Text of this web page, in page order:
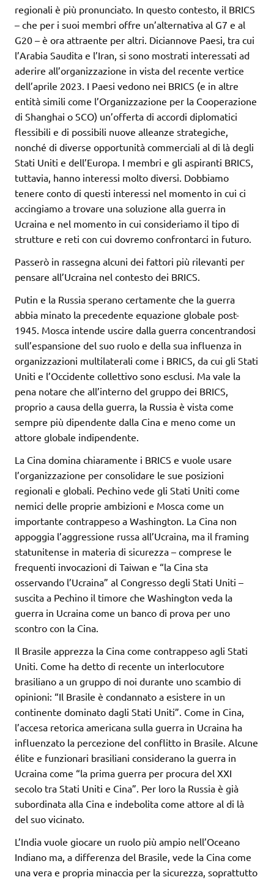
regionali è più pronunciato. In questo contesto, il BRICS
– che per i suoi membri offre un’alternativa al G7 e al
G20 – è ora attraente per altri. Diciannove Paesi, tra cui
l’Arabia Saudita e l’Iran, si sono mostrati interessati ad
aderire all’organizzazione in vista del recente vertice
dell’aprile 2023. I Paesi vedono nei BRICS (e in altre
entità simili come l’Organizzazione per la Cooperazione
di Shanghai o SCO) un’offerta di accordi diplomatici
flessibili e di possibili nuove alleanze strategiche,
nonché di diverse opportunità commerciali al di là degli
Stati Uniti e dell’Europa. I membri e gli aspiranti BRICS,
tuttavia, hanno interessi molto diversi. Dobbiamo
tenere conto di questi interessi nel momento in cui ci
accingiamo a trovare una soluzione alla guerra in
Ucraina e nel momento in cui consideriamo il tipo di
strutture e reti con cui dovremo confrontarci in futuro.
Passerò in rassegna alcuni dei fattori più rilevanti per
pensare all’Ucraina nel contesto dei BRICS.
Putin e la Russia sperano certamente che la guerra
abbia minato la precedente equazione globale post-
1945. Mosca intende uscire dalla guerra concentrandosi
sull’espansione del suo ruolo e della sua influenza in
organizzazioni multilaterali come i BRICS, da cui gli Stati
Uniti e l’Occidente collettivo sono esclusi. Ma vale la
pena notare che all’interno del gruppo dei BRICS,
proprio a causa della guerra, la Russia è vista come
sempre più dipendente dalla Cina e meno come un
attore globale indipendente.
La Cina domina chiaramente i BRICS e vuole usare
l’organizzazione per consolidare le sue posizioni
regionali e globali. Pechino vede gli Stati Uniti come
nemici delle proprie ambizioni e Mosca come un
importante contrappeso a Washington. La Cina non
appoggia l’aggressione russa all’Ucraina, ma il framing
statunitense in materia di sicurezza – comprese le
frequenti invocazioni di Taiwan e “la Cina sta
osservando l’Ucraina” al Congresso degli Stati Uniti –
suscita a Pechino il timore che Washington veda la
guerra in Ucraina come un banco di prova per uno
scontro con la Cina.
Il Brasile apprezza la Cina come contrappeso agli Stati
Uniti. Come ha detto di recente un interlocutore
brasiliano a un gruppo di noi durante uno scambio di
opinioni: “Il Brasile è condannato a esistere in un
continente dominato dagli Stati Uniti”. Come in Cina,
l’accesa retorica americana sulla guerra in Ucraina ha
influenzato la percezione del conflitto in Brasile. Alcune
élite e funzionari brasiliani considerano la guerra in
Ucraina come “la prima guerra per procura del XXI
secolo tra Stati Uniti e Cina”. Per loro la Russia è già
subordinata alla Cina e indebolita come attore al di là
del suo vicinato.
L’India vuole giocare un ruolo più ampio nell’Oceano
Indiano ma, a differenza del Brasile, vede la Cina come
una vera e propria minaccia per la sicurezza, soprattutto